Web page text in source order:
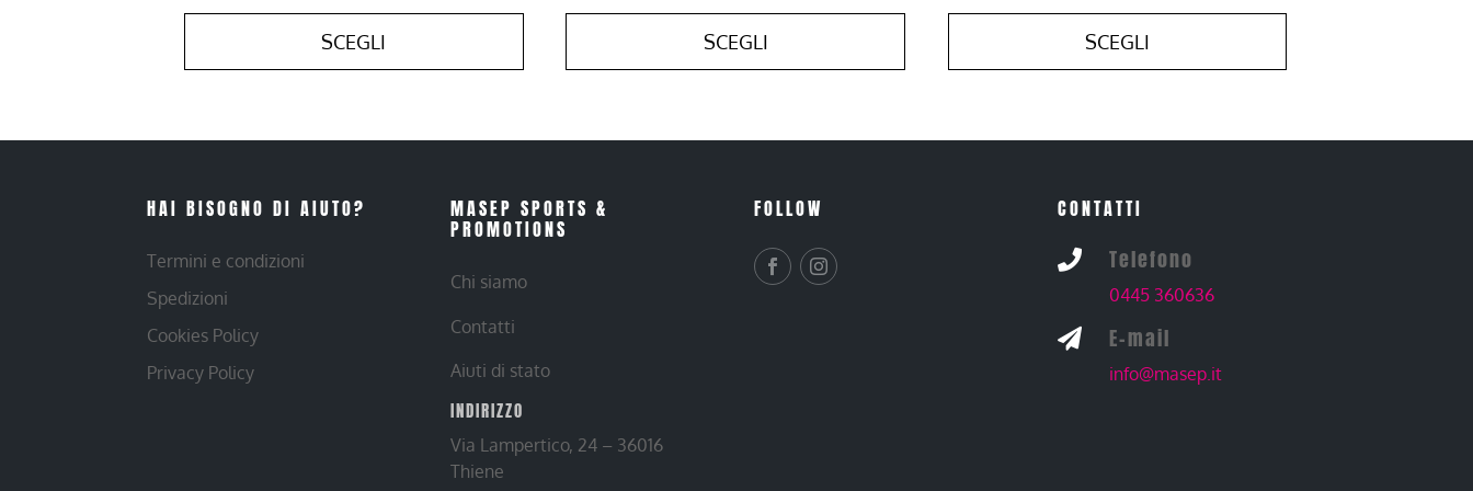
SCEGLI SCEGLI SCEGLI
HAI BISOGNO DI AIUTO?
Termini e condizioni
Spedizioni
Cookies Policy
Privacy Policy
MASEP SPORTS &
PROMOTIONS
Chi siamo
Contatti
Aiuti di stato
INDIRIZZO
Via Lampertico, 24 – 36016
Thiene
FOLLOW CONTATTI
 Telefono
0445 360636
 E-mail
info@masep.it